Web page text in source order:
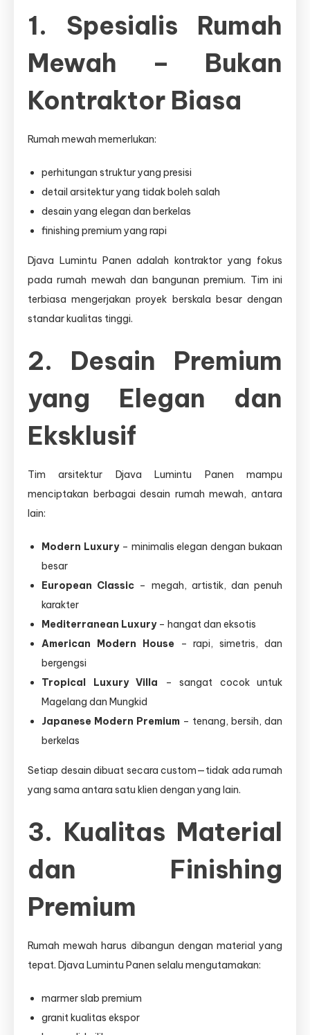
1. Spesialis Rumah
Mewah – Bukan
Kontraktor Biasa
Rumah mewah memerlukan:
perhitungan struktur yang presisi
detail arsitektur yang tidak boleh salah
desain yang elegan dan berkelas
finishing premium yang rapi
Djava Lumintu Panen adalah kontraktor yang fokus
pada rumah mewah dan bangunan premium. Tim ini
terbiasa mengerjakan proyek berskala besar dengan
standar kualitas tinggi.
2. Desain Premium
yang Elegan dan
Eksklusif
Tim arsitektur Djava Lumintu Panen mampu
menciptakan berbagai desain rumah mewah, antara
lain:
Modern Luxury– minimalis elegan dengan bukaan
besar
European Classic – megah, artistik, dan penuh
karakter
Mediterranean Luxury– hangat dan eksotis
American Modern House– rapi, simetris, dan
bergengsi
Tropical Luxury Villa – sangat cocok untuk
Magelang dan Mungkid
Japanese Modern Premium – tenang, bersih, dan
berkelas
Setiap desain dibuat secara custom—tidak ada rumah
yang sama antara satu klien dengan yang lain.
3. Kualitas Material
dan Finishing
Premium
Rumah mewah harus dibangun dengan material yang
tepat. Djava Lumintu Panen selalu mengutamakan:
marmer slab premium
granit kualitas ekspor